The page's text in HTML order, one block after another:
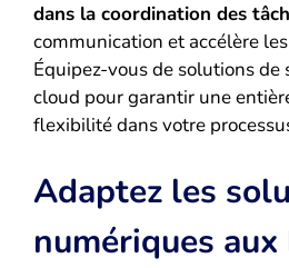
dans la coordination des
communication et accélère
Équipez-vous de solutions de
cloud pour garantir une
flexibilité dans votre
Adaptez les
numériques aux